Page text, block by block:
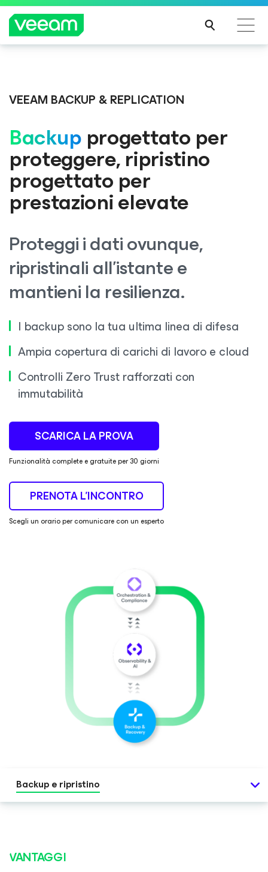
PER
RNE
DI
PIÙ
piattaforma. Controllo completo.
SCOPRI DI PIÙ
VEEAM BACKUP & REPLICATION
Backupprogettato per
proteggere, ripristino
progettato per
prestazioni elevate
Proteggi i dati ovunque,
ripristinali all'istante e
mantieni la resilienza.
I backup sono la tua ultima linea di difesa
Ampia copertura di carichi di lavoro e cloud
Controlli Zero Trust rafforzati con
immutabilità
SCARICA LA PROVA
Funzionalità complete e gratuite per 30 giorni
PRENOTA L'INCONTRO
Scegli un orario per comunicare con un esperto
Backup e ripristino
VANTAGGI